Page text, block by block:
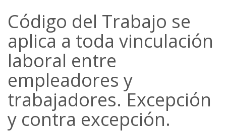
Código del Trabajo se
aplica a toda vinculación
laboral entre
empleadores y
trabajadores. Excepción
y contra excepción.